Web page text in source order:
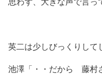
英二は少しびっくりして
池澤「・・だから 藤村